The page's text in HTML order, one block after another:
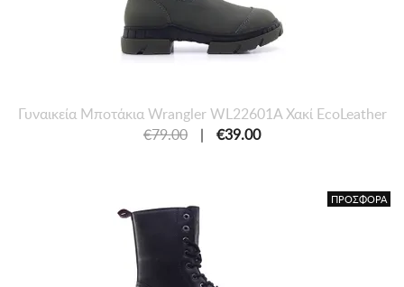
Γυναικεία Μποτάκια Wrangler WL22601A Χακί EcoLeather
€79.00
| €39.00
ΠΡΟΣΦΟΡΑ